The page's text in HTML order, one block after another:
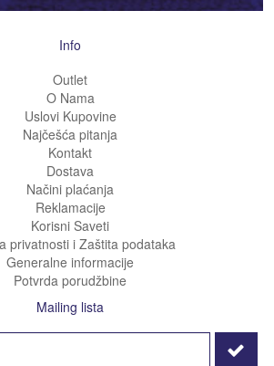
Info
Outlet
O Nama
Uslovi Kupovine
Najčešća pitanja
Kontakt
Dostava
Načini plaćanja
Reklamacije
Korisni Saveti
privatnosti i Zaštita podataka
Generalne informacije
Potvrda porudžbine
Mailing lista